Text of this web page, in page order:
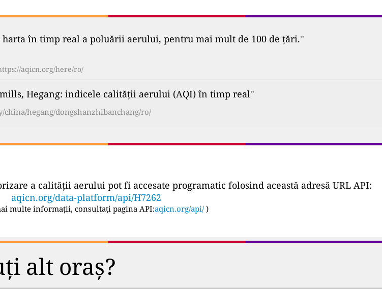
harta în timp real a poluării aerului, pentru mai mult de 100 de țări.”
aqicn.org/here/ro/
Hegang: indicele calității aerului (AQI) în timp real”
china/hegang/dongshanzhibanchang/ro/
a calității aerului pot fi accesate programatic folosind această adresă URL API:
aqicn.org/data-platform/api/H7262
multe informații, consultați pagina API:aqicn.org/api/ )
alt oraș?